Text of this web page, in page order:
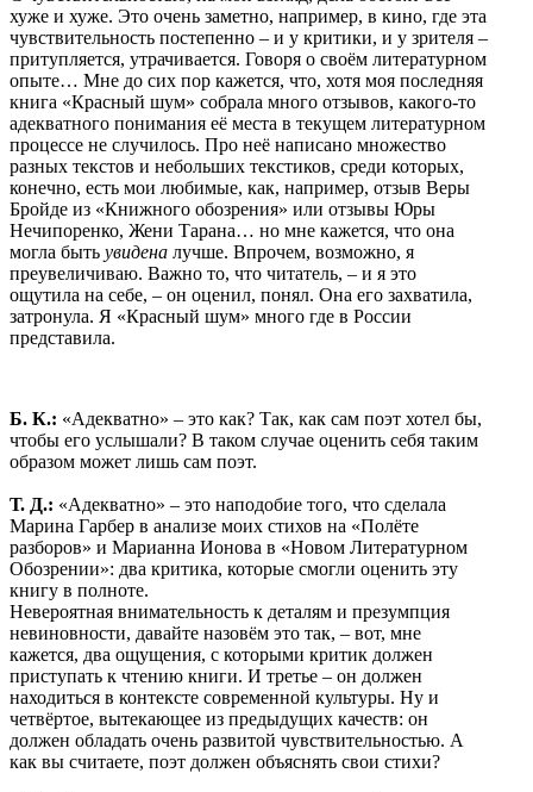
хуже и хуже. Это очень заметно, например, в кино, где эта
чувствительность постепенно – и у критики, и у зрителя –
притупляется, утрачивается. Говоря о своём литературном
опыте… Мне до сих пор кажется, что, хотя моя последняя
книга «Красный шум» собрала много отзывов, какого-то
адекватного понимания её места в текущем литературном
процессе не случилось. Про неё написано множество
разных текстов и небольших текстиков, среди которых,
конечно, есть мои любимые, как, например, отзыв Веры
Бройде из «Книжного обозрения» или отзывы Юры
Нечипоренко, Жени Тарана… но мне кажется, что она
могла быть увидена лучше. Впрочем, возможно, я
преувеличиваю. Важно то, что читатель, – и я это
ощутила на себе, – он оценил, понял. Она его захватила,
затронула. Я «Красный шум» много где в России
представила.
Б. К.: «Адекватно» – это как? Так, как сам поэт хотел бы,
чтобы его услышали? В таком случае оценить себя таким
образом может лишь сам поэт.
Т. Д.: «Адекватно» – это наподобие того, что сделала
Марина Гарбер в анализе моих стихов на «Полёте
разборов» и Марианна Ионова в «Новом Литературном
Обозрении»: два критика, которые смогли оценить эту
книгу в полноте.
Невероятная внимательность к деталям и презумпция
невиновности, давайте назовём это так, – вот, мне
кажется, два ощущения, с которыми критик должен
приступать к чтению книги. И третье – он должен
находиться в контексте современной культуры. Ну и
четвёртое, вытекающее из предыдущих качеств: он
должен обладать очень развитой чувствительностью. А
как вы считаете, поэт должен объяснять свои стихи?